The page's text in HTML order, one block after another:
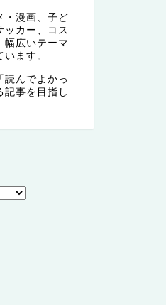
・漫画、子ど
ッカー、コス
幅広いテーマ
ます。
読んでよかっ
記事を目指し